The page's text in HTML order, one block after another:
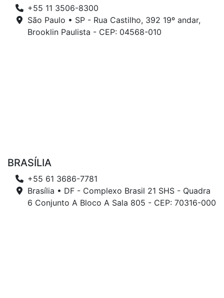
+55 11 3506-8300
São Paulo • SP - Rua Castilho, 392 19º andar,
Brooklin Paulista - CEP: 04568-010
BRASÍLIA
+55 61 3686-7781
Brasília • DF - Complexo Brasil 21 SHS - Quadra
6 Conjunto A Bloco A Sala 805 - CEP: 70316-000